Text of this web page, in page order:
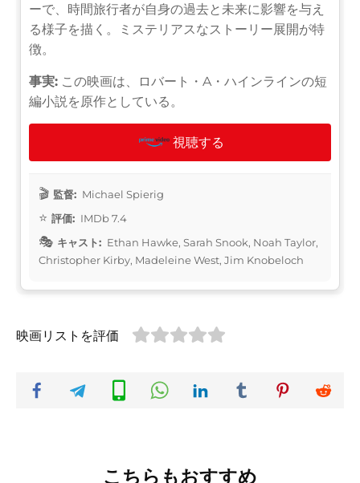
ーで、時間旅行者が自身の過去と未来に影響を与え
る様子を描く。ミステリアスなストーリー展開が特
徴。
事実: この映画は、ロバート・A・ハインラインの短
編小説を原作としている。
視聴する
監督: Michael Spierig
評価: IMDb 7.4
キャスト: Ethan Hawke, Sarah Snook, Noah Taylor,
Christopher Kirby, Madeleine West, Jim Knobeloch
映画リストを評価
こちらもおすすめ